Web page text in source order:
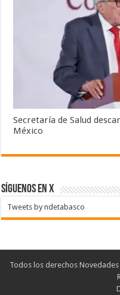
Secretaría de Salud
México
SÍGUENOS EN X
Tweets by ndetabasco
Todos los derechos